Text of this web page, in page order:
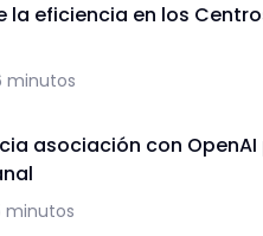
la eficiencia en los
minutos
asociación con
minutos